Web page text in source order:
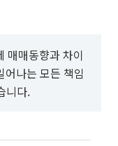
매매동향과 차이
어나는 모든 책임
니다.